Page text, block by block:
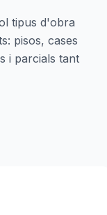
tipus d'obra
pisos, cases
i parcials tant